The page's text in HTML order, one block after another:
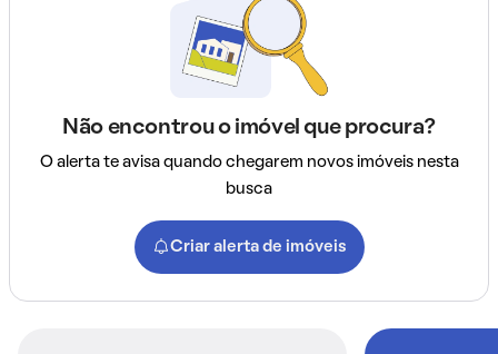
Não encontrou o imóvel que procura?
O alerta te avisa quando chegarem novos imóveis nesta
busca
Criar alerta de imóveis